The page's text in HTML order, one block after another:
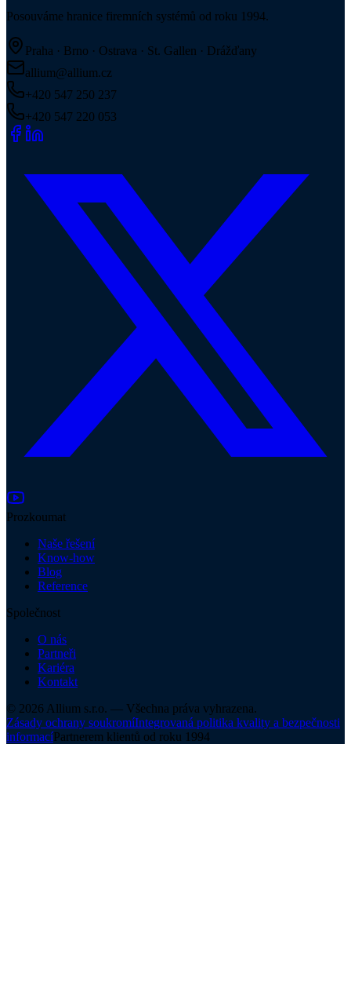
Posouváme hranice firemních systémů od roku 1994.
Praha · Brno · Ostrava · St. Gallen · Drážďany
allium@allium.cz
+420 547 250 237
+420 547 220 053
Prozkoumat
Naše řešení
Know-how
Blog
Reference
Společnost
O nás
Partneři
Kariéra
Kontakt
© 2026 Allium s.r.o. — Všechna práva vyhrazena.
Zásady ochrany soukromíIntegrovaná politika kvality a bezpečnosti
informacíPartnerem klientů od roku 1994